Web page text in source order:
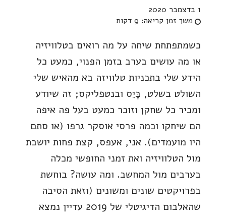
1 בדצמבר 2020
משך זמן קריאה: 9 דקות
כשמתפתחת שיחה על מה רואים בטלוויזיה
או מה עושים בערב בזמן הפנוי, כמעט כל
הידע שלי בתכניות טלוויזה בא מהאיש שלי
השולט בשלט, בָּיֵס ובנטפליקס; זה שיודע
ומכיר כל שחקן וזוכר כמעט בעל פה איפה
הם שיחקו וכמה פרסי אוסקר גרפו (או סתם
היו מועמדים). אני, אעפס, קצת פחות יושבת
מול הטלוויזיה ואת זמני החופשי מכלה
בערבים מול המחשב. ומה עושה? בוחשת
בפרויקטים שונים ומשונים (וזאת הסיבה
שהאלבום הדיגיטלי של 2019 עדיין נמצא